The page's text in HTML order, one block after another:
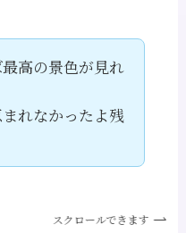
高の景色が見れ
れなかったよ残
スクロールできます